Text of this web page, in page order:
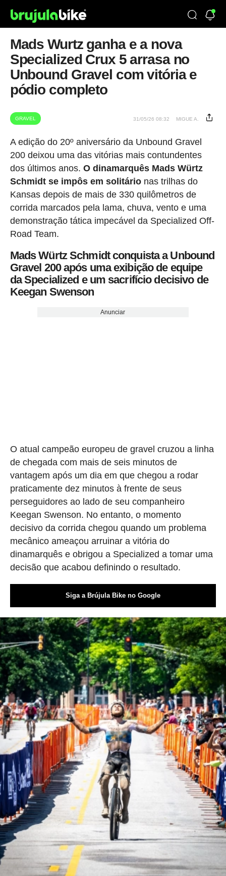
Mads Wurtz ganha e a nova
Specialized Crux 5 arrasa no
Unbound Gravel com vitória e
pódio completo
GRAVEL 31/05/26 08:32 MIGUE A.
A edição do 20º aniversário da Unbound Gravel
200 deixou uma das vitórias mais contundentes
dos últimos anos. O dinamarquês Mads Würtz
Schmidt se impôs em solitário nas trilhas do
Kansas depois de mais de 330 quilômetros de
corrida marcados pela lama, chuva, vento e uma
demonstração tática impecável da Specialized Off-
Road Team.
Mads Würtz Schmidt conquista a Unbound
Gravel 200 após uma exibição de equipe
da Specialized e um sacrifício decisivo de
Keegan Swenson
Anunciar
O atual campeão europeu de gravel cruzou a linha
de chegada com mais de seis minutos de
vantagem após um dia em que chegou a rodar
praticamente dez minutos à frente de seus
perseguidores ao lado de seu companheiro
Keegan Swenson. No entanto, o momento
decisivo da corrida chegou quando um problema
mecânico ameaçou arruinar a vitória do
dinamarquês e obrigou a Specialized a tomar uma
decisão que acabou definindo o resultado.
Siga a Brújula Bike no Google